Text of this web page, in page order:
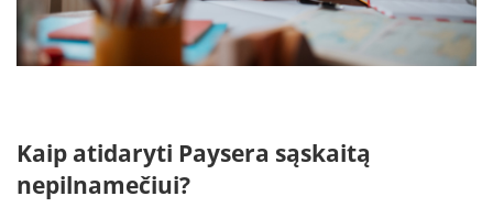
Kaip atidaryti Paysera sąskaitą
nepilnamečiui?